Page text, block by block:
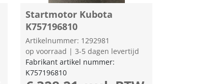
Startmotor Kubota
K757196810
Artikelnummer: 1292981
op voorraad | 3-5 dagen levertijd
Fabrikant artikel nummer:
K757196810